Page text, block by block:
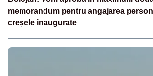
memorandum pentru angajarea
creșele inaugurate